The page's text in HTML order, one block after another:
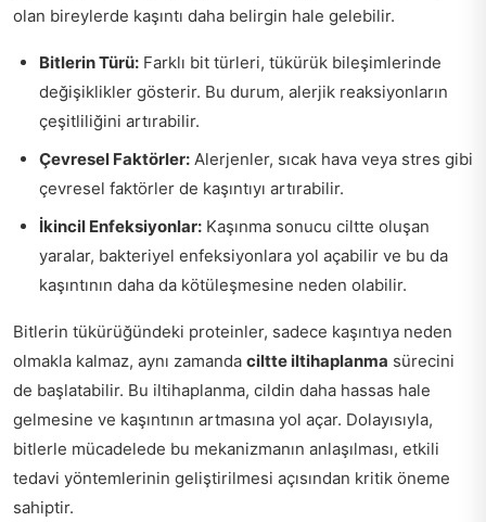
olan bireylerde kaşıntı daha belirgin hale gelebilir.
Bitlerin Türü: Farklı bit türleri, tükürük bileşimlerinde
değişiklikler gösterir. Bu durum, alerjik reaksiyonların
çeşitliliğini artırabilir.
Çevresel Faktörler: Alerjenler, sıcak hava veya stres gibi
çevresel faktörler de kaşıntıyı artırabilir.
İkincil Enfeksiyonlar: Kaşınma sonucu ciltte oluşan
yaralar, bakteriyel enfeksiyonlara yol açabilir ve bu da
kaşıntının daha da kötüleşmesine neden olabilir.
Bitlerin tükürüğündeki proteinler, sadece kaşıntıya neden
olmakla kalmaz, aynı zamanda ciltte iltihaplanma sürecini
de başlatabilir. Bu iltihaplanma, cildin daha hassas hale
gelmesine ve kaşıntının artmasına yol açar. Dolayısıyla,
bitlerle mücadelede bu mekanizmanın anlaşılması, etkili
tedavi yöntemlerinin geliştirilmesi açısından kritik öneme
sahiptir.